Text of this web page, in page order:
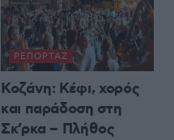
ΡΕΠΟΡΤΆΖ
Κοζάνη: Κέφι, χορός
και παράδοση στη
Σκ’ρκα – Πλήθος